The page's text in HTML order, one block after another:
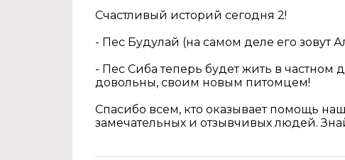
Счастливый историй сегодня 2!
- Пес Будулай (на самом деле его зовут
- Пес Сиба теперь будет жить в частном
довольны, своим новым питомцем!
Спасибо всем, кто оказывает помощь
замечательных и отзывчивых людей.